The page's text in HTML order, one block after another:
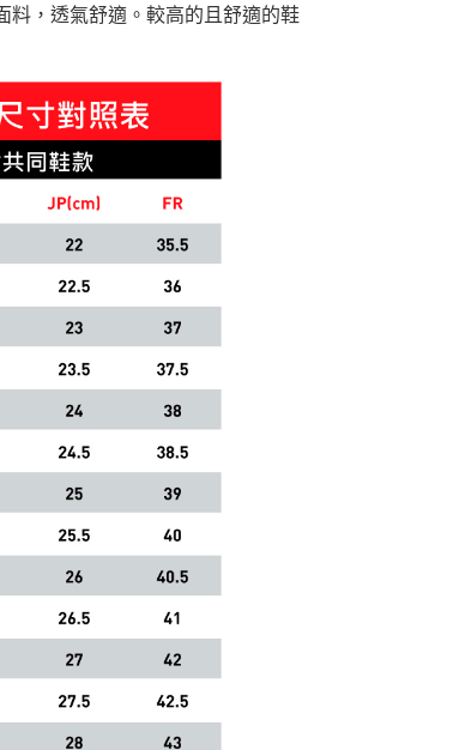
料，透氣舒適。較高的且舒適的鞋